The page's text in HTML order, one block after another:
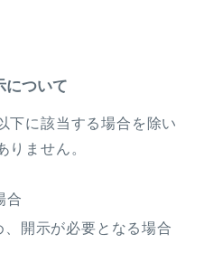
について
下に該当する場合を除い
りません。
合
開示が必要となる場合